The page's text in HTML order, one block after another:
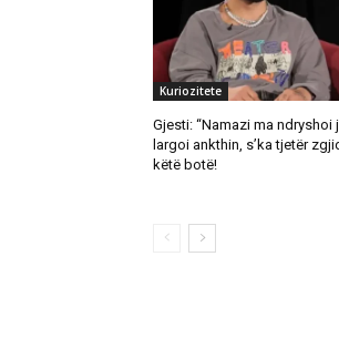
Kuriozitete
Gjesti: “Namazi ma ndryshoi
largoi ankthin, s’ka tjetër
këtë botë!